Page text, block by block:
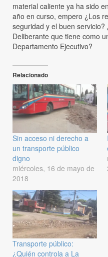
material caliente ya ha sido
año en curso, empero ¿Los
seguridad y el buen
Deliberante que tiene como
Departamento Ejecutivo?
Relacionado
Sin acceso ni derecho a
un transporte público
digno
miércoles, 16 de mayo de
2018
Transporte público:
¿Quién controla a La